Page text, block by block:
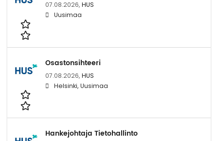
07.08.2026, HUS
Uusimaa
Osastonsihteeri
07.08.2026, HUS
Helsinki, Uusimaa
Hankejohtaja Tietohallinto